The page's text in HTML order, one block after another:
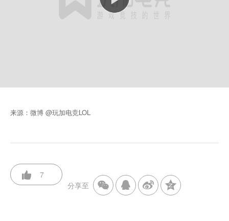
来源：微博 @玩加电竞LOL
7
分享至